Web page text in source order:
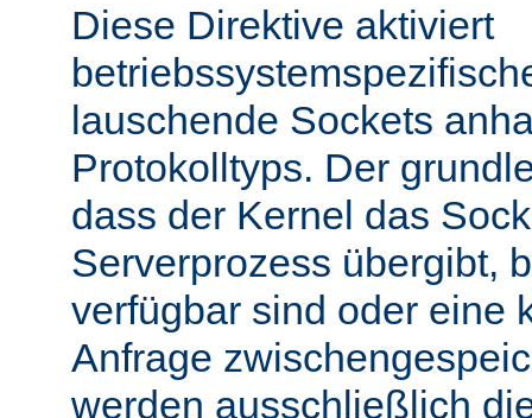
Diese Direktive aktiviert
lauschende Sockets
Protokolltyps. Der
dass der Kernel das
Serverprozess übergibt,
verfügbar sind oder eine
Anfrage
werden ausschließlich